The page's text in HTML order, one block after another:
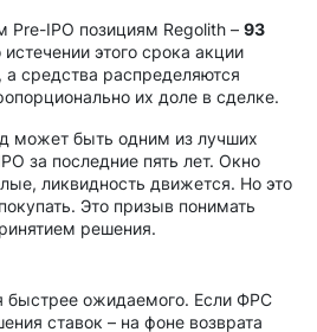
Pre-IPO позициям Regolith – 93
истечении этого срока акции
средства распределяются
их доле в сделке.
может быть одним из лучших
за последние пять лет. Окно
ликвидность движется. Но это
Это призыв понимать
решения.
быстрее ожидаемого. Если ФРС
ставок – на фоне возврата